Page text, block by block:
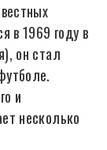
в 1969 году в
он стал
и
несколько